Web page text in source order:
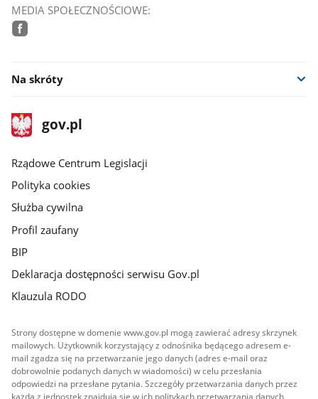
MEDIA SPOŁECZNOŚCIOWE:
Na skróty
stopka
gov.plStrona
gov.pl
Rządowe Centrum Legislacji
Polityka cookies
Służba cywilna
Profil zaufany
BIP
Deklaracja dostępności serwisu Gov.pl
Klauzula RODO
Strony dostępne w domenie www.gov.pl mogą zawierać adresy skrzynek
mailowych. Użytkownik korzystający z odnośnika będącego adresem e-
mail zgadza się na przetwarzanie jego danych (adres e-mail oraz
dobrowolnie podanych danych w wiadomości) w celu przesłania
odpowiedzi na przesłane pytania. Szczegóły przetwarzania danych przez
każdą z jednostek znajdują się w ich politykach przetwarzania danych